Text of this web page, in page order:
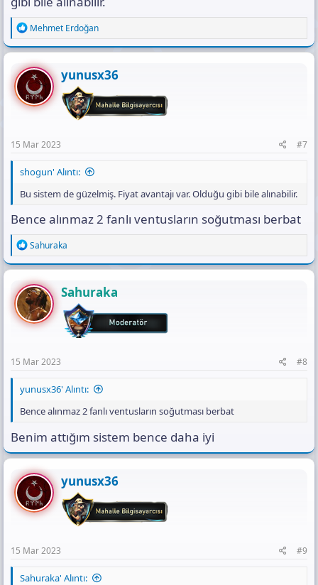
güçlendirilmiştir.
www.gaming.gen.tr
R
e
a
c
t
i
o
n
Mehmet Erdoğan
yunusx36
15 Mar 2023 #7
shogun' Alıntı:
Bu sistem de güzelmiş. Fiyat avantajı var. Olduğu gibi bile alınabilir.
Bence alınmaz 2 fanlı ventusların soğutması berbat
R
e
a
c
t
i
o
n
Sahuraka
Sahuraka
15 Mar 2023 #8
yunusx36' Alıntı:
Bence alınmaz 2 fanlı ventusların soğutması berbat
Benim attığım sistem bence daha iyi
yunusx36
15 Mar 2023 #9
Sahuraka' Alıntı: